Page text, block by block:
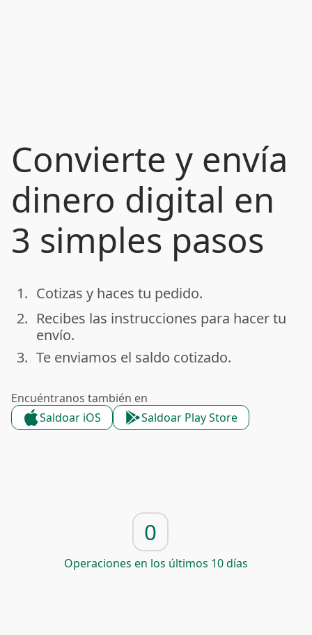
Convierte y envía
dinero digital en
3 simples pasos
done
1. Cotizas y haces tu pedido.
done
2. Recibes las instrucciones para hacer tu
envío.
done
3. Te enviamos el saldo cotizado.
Encuéntranos también en
Saldoar iOS
Saldoar Play Store
0
Operaciones en los últimos 10 días